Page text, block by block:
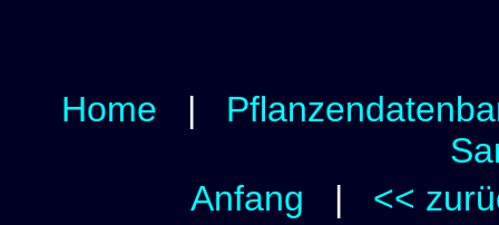
Home |
Anfang | <<